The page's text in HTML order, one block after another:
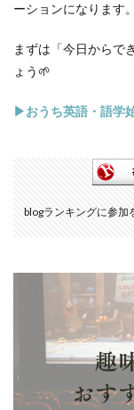
ーションになります。
まずは「今日からで
ょう🌱
▶おうち英語・語学
blogランキングに参加